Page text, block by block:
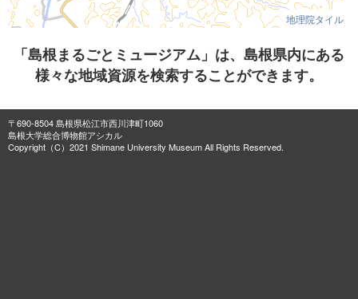
地理院タイル
「島根まるごとミュージアム」は、島根県内にある
様々な地域資源を検索することができます。
〒690-8504 島根県松江市西川津町1060
島根大学総合博物館アシカル
Copyright（C）2021 Shimane University Museum All Rights Reserved.